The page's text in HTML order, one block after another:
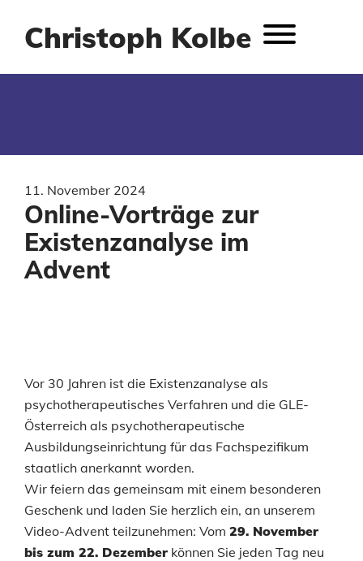
Christoph Kolbe
11. November 2024
Online-Vorträge zur
Existenzanalyse im
Advent
Vor 30 Jahren ist die Existenzanalyse als
psychotherapeutisches Verfahren und die GLE-
Österreich als psychotherapeutische
Ausbildungseinrichtung für das Fachspezifikum
staatlich anerkannt worden.
Wir feiern das gemeinsam mit einem besonderen
Geschenk und laden Sie herzlich ein, an unserem
Video-Advent teilzunehmen: Vom 29. November
bis zum 22. Dezember können Sie jeden Tag neu